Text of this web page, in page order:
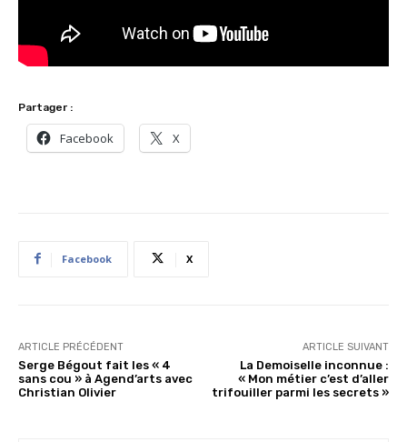
Partager :
Facebook X
Facebook X
ARTICLE PRÉCÉDENT
Serge Bégout fait les « 4
sans cou » à Agend’arts avec
Christian Olivier
ARTICLE SUIVANT
La Demoiselle inconnue :
« Mon métier c’est d’aller
trifouiller parmi les secrets »